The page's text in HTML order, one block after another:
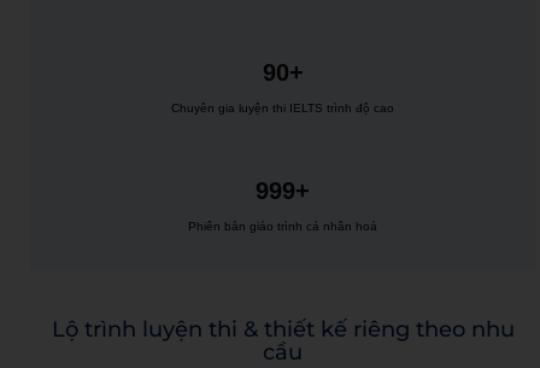
90+
Chuyên gia luyện thi IELTS trình độ cao
999+
Phiên bản giáo trình cá nhân hoá
Lộ trình luyện thi & thiết kế riêng theo nhu
cầu